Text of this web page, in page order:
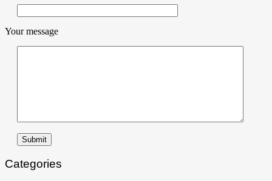
Your message
Submit
Categories